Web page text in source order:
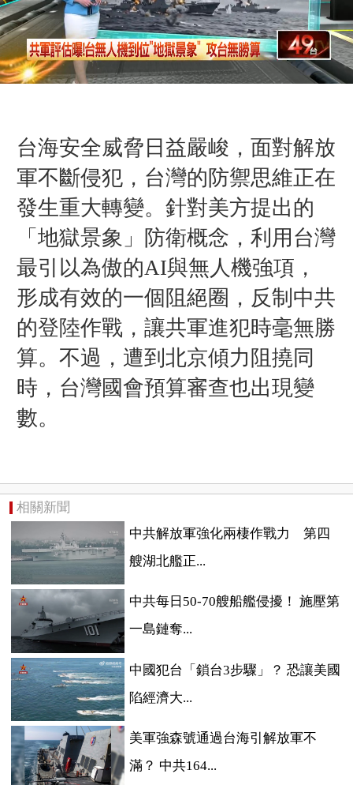
台海安全威脅日益嚴峻，面對解放
軍不斷侵犯，台灣的防禦思維正在
發生重大轉變。針對美方提出的
「地獄景象」防衛概念，利用台灣
最引以為傲的AI與無人機強項，
形成有效的一個阻絕圈，反制中共
的登陸作戰， 讓共軍進犯時毫無勝
算。不過，遭到北京傾力阻撓同
時，台灣國會預算審查也出現變
數。
相關新聞
中共解放軍強化兩棲作戰力 第四
艘湖北艦正...
中共每日50-70艘船艦侵擾！ 施壓第
一島鏈奪...
中國犯台「鎖台3步驟」？ 恐讓美國
陷經濟大...
美軍強森號通過台海引解放軍不
滿？ 中共164...